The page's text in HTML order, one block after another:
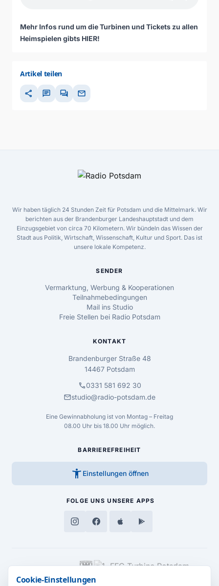
Mehr Infos rund um die Turbinen und Tickets zu allen
Heimspielen gibts HIER!
Artikel teilen
share chat forum mail
Wir haben täglich 24 Stunden Zeit für Potsdam und die Mittelmark. Wir
berichten aus der Brandenburger Landeshauptstadt und dem
Einzugsgebiet von circa 70 Kilometern. Wir bündeln das Wissen der
Stadt aus Politik, Wirtschaft, Wissenschaft, Kultur und Sport. Das ist
unsere lokale Kompetenz.
SENDER
Vermarktung, Werbung & Kooperationen
Teilnahmebedingungen
Mail ins Studio
Freie Stellen bei Radio Potsdam
KONTAKT
Brandenburger Straße 48
14467 Potsdam
call0331 581 692 30
mailstudio@radio-potsdam.de
Eine Gewinnabholung ist von Montag – Freitag
08.00 Uhr bis 18.00 Uhr möglich.
BARRIEREFREIHEIT
accessibility_new Einstellungen öffnen
FOLGE UNS UNSERE APPS
MEDIENPARTNER
Cookie-Einstellungen